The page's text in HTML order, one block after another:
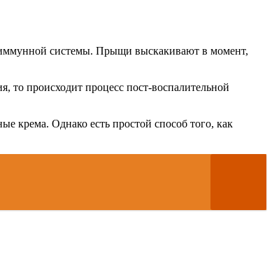
системы. Прыщи выскакивают в момент,
то происходит процесс пост-воспалительной
крема. Однако есть простой способ того, как